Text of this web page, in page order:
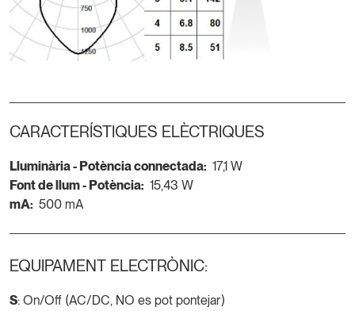
CARACTERÍSTIQUES ELÈCTRIQUES
Lluminària - Potència connectada: 17,1 W
Font de llum - Potència: 15,43 W
mA: 500 mA
EQUIPAMENT ELECTRÒNIC:
S: On/Off (AC/DC, NO es pot pontejar)